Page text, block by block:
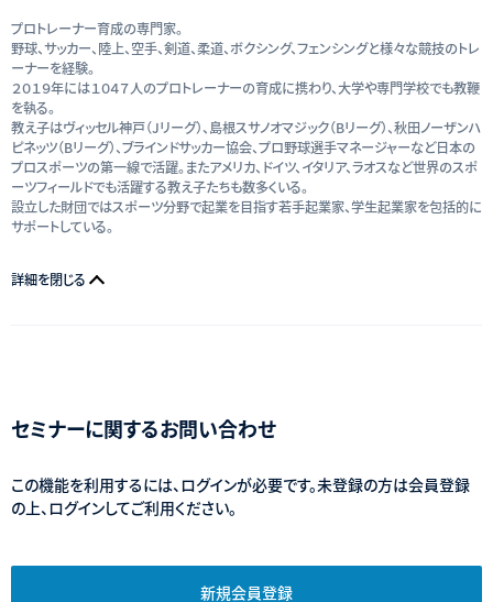
プロトレーナー育成の専門家。
野球、サッカー、陸上、空手、剣道、柔道、ボクシング、フェンシングと様々な競技のトレ
ーナーを経験。
２０１９年には１０４７人のプロトレーナーの育成に携わり、大学や専門学校でも教鞭
を執る。
教え子はヴィッセル神戸（Jリーグ）、島根スサノオマジック（Bリーグ）、秋田ノーザンハ
ピネッツ（Bリーグ）、ブラインドサッカー協会、プロ野球選手マネージャーなど日本の
プロスポーツの第一線で活躍。またアメリカ、ドイツ、イタリア、ラオスなど世界のスポ
ーツフィールドでも活躍する教え子たちも数多くいる。
設立した財団ではスポーツ分野で起業を目指す若手起業家、学生起業家を包括的に
サポートしている。
詳細を閉じる
セミナーに関するお問い合わせ
この機能を利用するには、ログインが必要です。未登録の方は会員登録
の上、ログインしてご利用ください。
新規会員登録